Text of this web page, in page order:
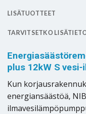
LISÄTUOTTEET
TARVITSETKO
plus 12kW S
Kun
energiansäästöä,